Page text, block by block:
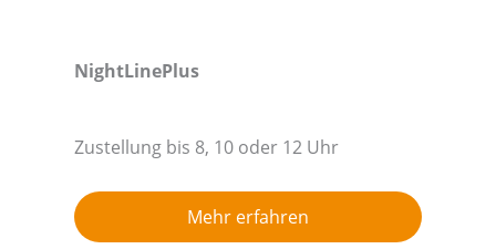
NightLinePlus
Zustellung bis 8, 10 oder 12 Uhr
Mehr erfahren